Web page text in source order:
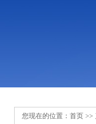
您现在的位置： 首页 >>